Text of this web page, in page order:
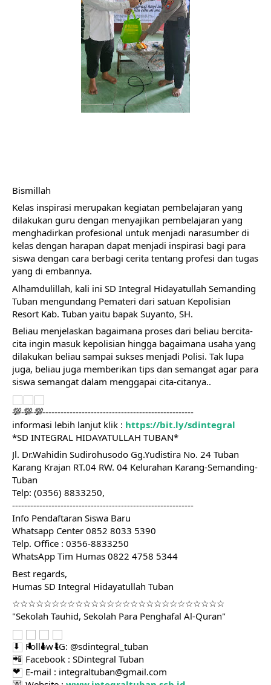
Bismillah
Kelas inspirasi merupakan kegiatan pembelajaran yang
dilakukan guru dengan menyajikan pembelajaran yang
menghadirkan profesional untuk menjadi narasumber di
kelas dengan harapan dapat menjadi inspirasi bagi para
siswa dengan cara berbagi cerita tentang profesi dan tugas
yang di embannya.
Alhamdulillah, kali ini SD Integral Hidayatullah Semanding
Tuban mengundang Pemateri dari satuan Kepolisian
Resort Kab. Tuban yaitu bapak Suyanto, SH.
Beliau menjelaskan bagaimana proses dari beliau bercita-
cita ingin masuk kepolisian hingga bagaimana usaha yang
dilakukan beliau sampai sukses menjadi Polisi. Tak lupa
juga, beliau juga memberikan tips dan semangat agar para
siswa semangat dalam menggapai cita-citanya..
------------------------------------------------------------
informasi lebih lanjut klik : https://bit.ly/sdintegral
*SD INTEGRAL HIDAYATULLAH TUBAN*
Jl. Dr.Wahidin Sudirohusodo Gg.Yudistira No. 24 Tuban
Karang Krajan RT.04 RW. 04 Kelurahan Karang-Semanding-
Tuban
Telp: (0356) 8833250,
------------------------------------------------------------
Info Pendaftaran Siswa Baru
Whatsapp Center 0852 8033 5390
Telp. Office : 0356-8833250
WhatsApp Tim Humas 0822 4758 5344
Best regards,
Humas SD Integral Hidayatullah Tuban
☆☆☆☆☆☆☆☆☆☆☆☆☆☆☆☆☆☆☆☆☆☆☆☆☆☆☆
"Sekolah Tauhid, Sekolah Para Penghafal Al-Quran"
Follow IG: @sdintegral_tuban
Facebook : SDintegral Tuban
E-mail : integraltuban@gmail.com